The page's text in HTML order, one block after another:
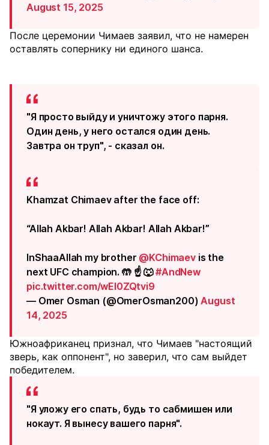
August 15, 2025
После церемонии Чимаев заявил, что не намерен
оставлять сопернику ни единого шанса.
"Я просто выйду и уничтожу этого парня.
Один день, у него остался один день.
Завтра он труп", - сказал он.
Khamzat Chimaev after the face off:
“Allah Akbar! Allah Akbar! Allah Akbar!”
InShaaAllah my brother @KChimaevis the
next UFC champion. 🤲 ☝️ 🐺#AndNew
pic.twitter.com/wEl0ZQtvi9
— Omer Osman (@OmerOsman200)August
14, 2025
Южноафриканец признал, что Чимаев "настоящий
зверь, как оппонент", но заверил, что сам выйдет
победителем.
"Я уложу его спать, будь то сабмишен или
нокаут. Я вынесу вашего парня".